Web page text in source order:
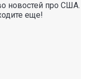
новостей про США.
еще!